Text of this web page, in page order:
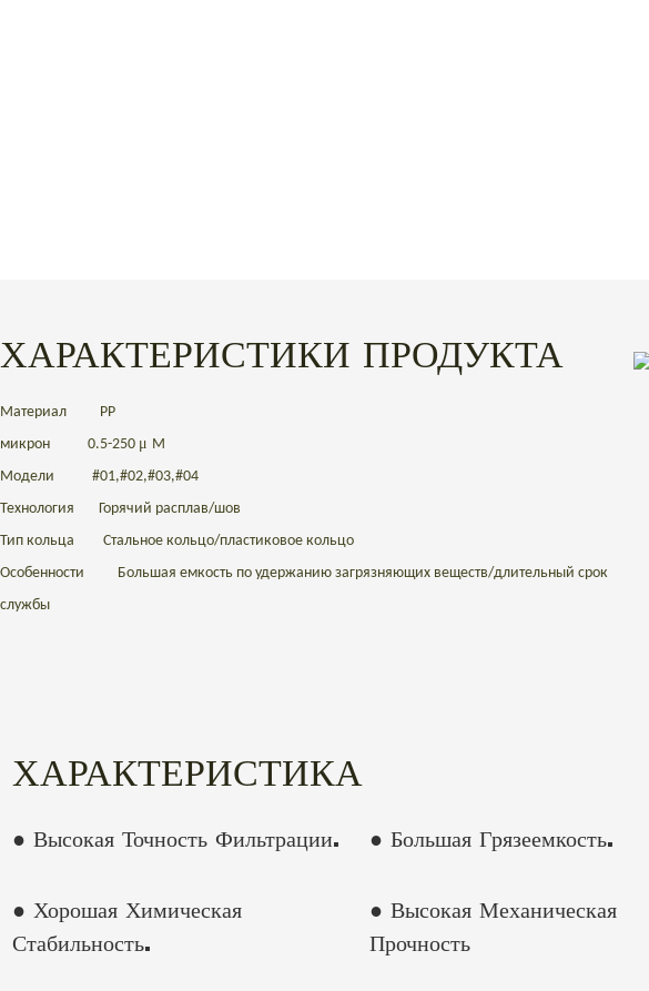
ХАРАКТЕРИСТИКИ ПРОДУКТА
Материал
PP
микрон
0.5-250 μ М
Модели
#01,#02,#03,#04
Технология
Горячий расплав/шов
Тип кольца
Стальное кольцо/пластиковое кольцо
Особенности
Большая емкость по удержанию загрязняющих веществ/длительный срок
службы
ХАРАКТЕРИСТИКА
● Высокая Точность Фильтрации. ● Большая Грязеемкость.
● Хорошая Химическая
Стабильность.
● Высокая Механическая
Прочность